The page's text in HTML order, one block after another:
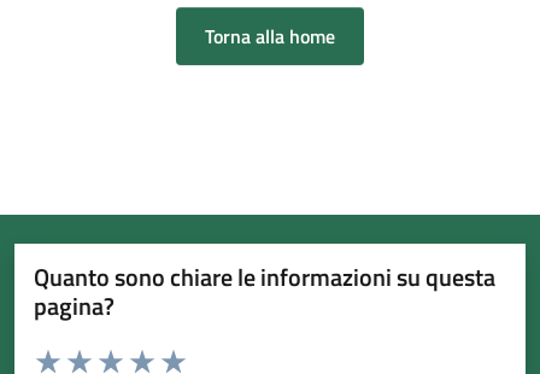
Torna alla home
Quanto sono chiare le informazioni su questa
pagina?
Valuta da 1 a 5 stelle la pagina